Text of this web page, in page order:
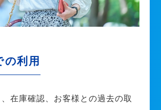
の利用
在庫確認、お客様との過去の取